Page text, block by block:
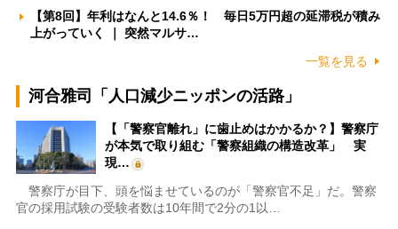
【第8回】年利はなんと14.6％！ 毎日5万円超の延滞税が積み
上がっていく ｜ 突然マルサ…
一覧を見る
河合雅司「人口減少ニッポンの活路」
【「警察官離れ」に歯止めはかかるか？】警察庁
が本気で取り組む「警察組織の構造改革」 実
現…
警察庁が目下、頭を悩ませているのが「警察官不足」だ。警察
官の採用試験の受験者数は10年間で2分の1以…